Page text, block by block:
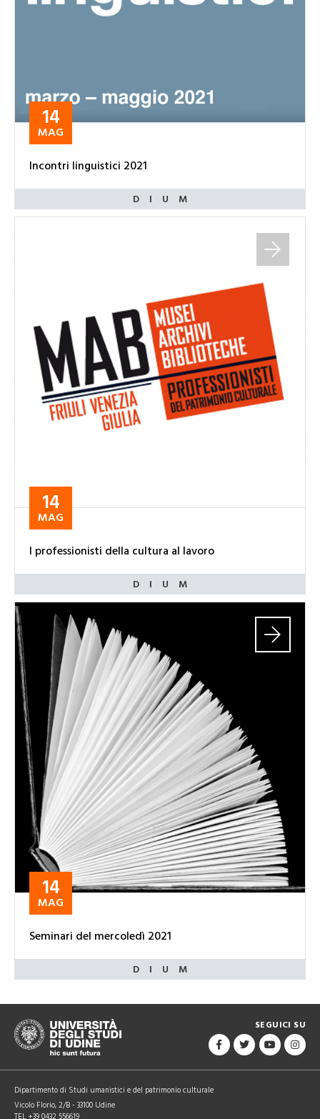
14
MAG
Incontri linguistici 2021
14
MAG
I professionisti della cultura al lavoro
14
MAG
Seminari del mercoledì 2021
SEGUICI SU
Dipartimento di Studi umanistici e del patrimonio culturale
Vicolo Florio, 2/B - 33100 Udine
TEL +39 0432 556619